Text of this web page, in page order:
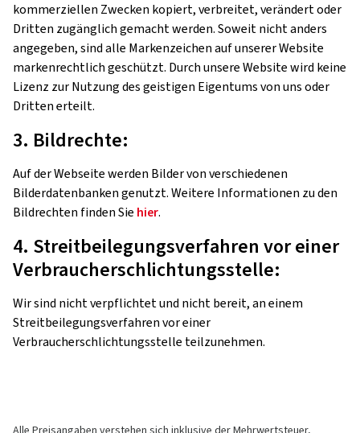
kommerziellen Zwecken kopiert, verbreitet, verändert oder
Dritten zugänglich gemacht werden. Soweit nicht anders
angegeben, sind alle Markenzeichen auf unserer Website
markenrechtlich geschützt. Durch unsere Website wird keine
Lizenz zur Nutzung des geistigen Eigentums von uns oder
Dritten erteilt.
3. Bildrechte:
Auf der Webseite werden Bilder von verschiedenen
Bilderdatenbanken genutzt. Weitere Informationen zu den
Bildrechten finden Sie hier.
4. Streitbeilegungsverfahren vor einer
Verbraucherschlichtungsstelle:
Wir sind nicht verpflichtet und nicht bereit, an einem
Streitbeilegungsverfahren vor einer
Verbraucherschlichtungsstelle teilzunehmen.